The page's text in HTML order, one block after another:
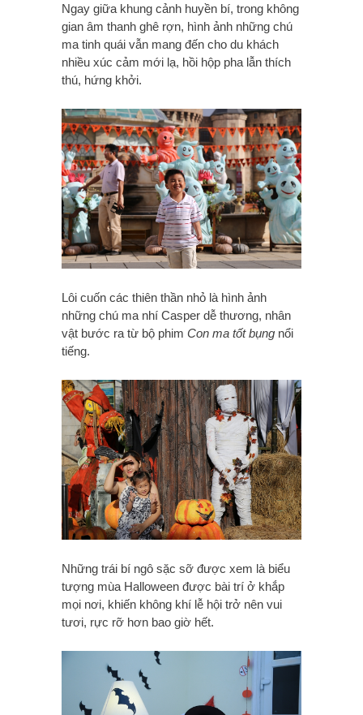
Ngay giữa khung cảnh huyền bí, trong không
gian âm thanh ghê rợn, hình ảnh những chú
ma tinh quái vẫn mang đến cho du khách
nhiều xúc cảm mới lạ, hồi hộp pha lẫn thích
thú, hứng khởi.
Lôi cuốn các thiên thần nhỏ là hình ảnh
những chú ma nhí Casper dễ thương, nhân
vật bước ra từ bộ phim Con ma tốt bụng nổi
tiếng.
Những trái bí ngô sặc sỡ được xem là biểu
tượng mùa Halloween được bài trí ở khắp
mọi nơi, khiến không khí lễ hội trở nên vui
tươi, rực rỡ hơn bao giờ hết.